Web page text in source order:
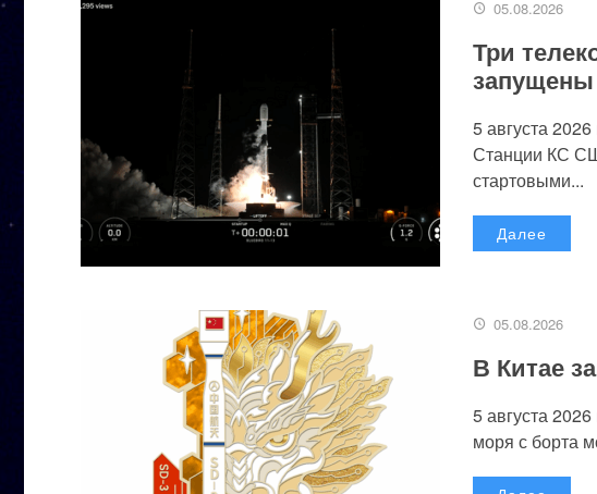
05.08.2026
Три
5 августа
Станции КС
стартовыми...
Далее
05.08.2026
В Китае
5 августа
моря с борта